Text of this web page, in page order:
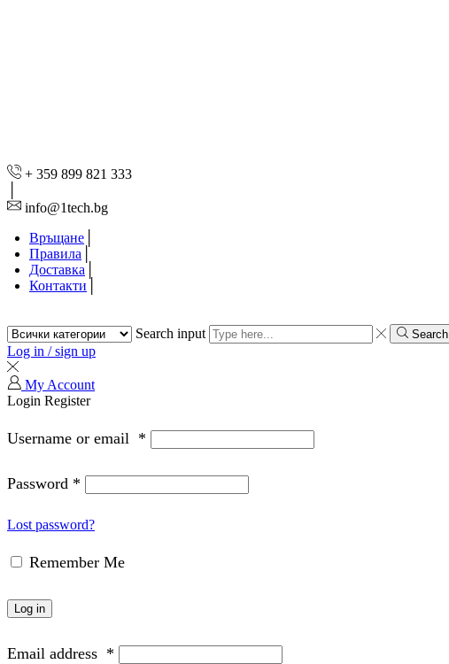
+ 359 899 821 333
info@1tech.bg
Връщане
Правила
Доставка
Контакти
Search input Search
Log in / sign up
My Account
Login Register
Username or email *
Password *
Lost password?
Remember Me
Log in
Email address *